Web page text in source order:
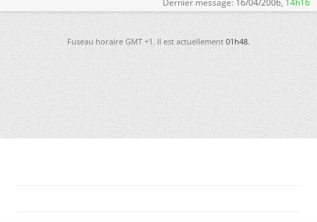
Fuseau horaire GMT +1. Il est actuellement01h48.